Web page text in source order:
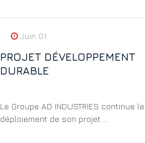
Juin 01
PROJET DÉVELOPPEMENT
DURABLE
Le Groupe AD INDUSTRIES continue le
déploiement de son projet ...